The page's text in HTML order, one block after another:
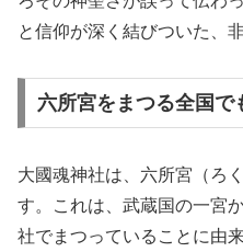
と信仰が深く結びついた、
六所宮をまつる全国で
大國魂神社は、六所宮（ろ
す。これは、武蔵国の一宮
社でまつっていることに由